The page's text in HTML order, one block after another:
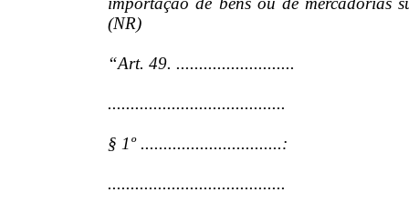
(NR)
“Art. 49. ..........................
.......................................
§ 1º ...............................:
.......................................